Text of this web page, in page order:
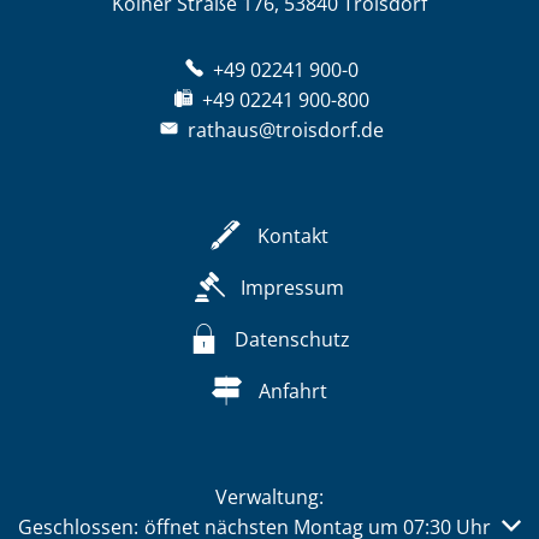
+49 02241 900-0
+49 02241 900-800
rathaus@troisdorf.de
Kontakt
Impressum
Datenschutz
Anfahrt
Verwaltung:
Klicken, um weitere Öffnungs- oder Schließzeiten
Geschlossen: öffnet nächsten Montag um 07:30 Uhr